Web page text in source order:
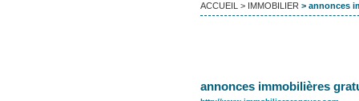
ACCUEIL > IMMOBILIER > annonces
annonces immobilières